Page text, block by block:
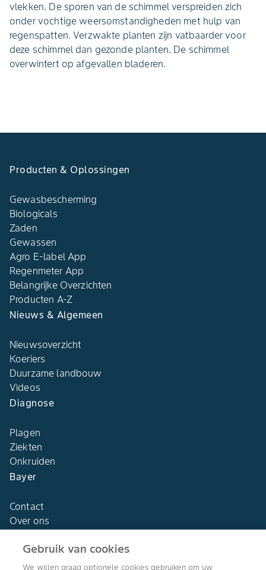
vlekken. De sporen van de schimmel verspreiden zich
onder vochtige weersomstandigheden met hulp van
regenspatten. Verzwakte planten zijn vatbaarder voor
deze schimmel dan gezonde planten. De schimmel
overwintert op afgevallen bladeren.
Producten & Oplossingen
Gewasbescherming
Biologicals
Zaden
Gewassen
Agro E-label App
Regenmeter App
Belangrijke Overzichten
Producten A-Z
Nieuws & Algemeen
Nieuwsoverzicht
Koeriers
Duurzame landbouw
Videos
Diagnose
Plagen
Ziekten
Onkruiden
Bayer
Contact
Over ons
Gebruik van cookies
We willen graag optionele cookies gebruiken om uw